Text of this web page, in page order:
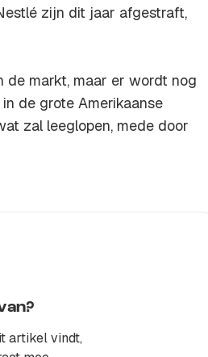
zijn dit jaar afgestraft,
de markt, maar er wordt nog
de grote Amerikaanse
zal leeglopen, mede door
artikel vindt,